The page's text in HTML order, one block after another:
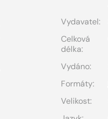
Vydavatel:
Celková
délka:
Vydáno:
Formáty:
Velikost: